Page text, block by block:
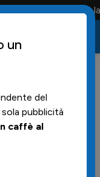
la portano tutta la
un
del
pubblicità
caffè al